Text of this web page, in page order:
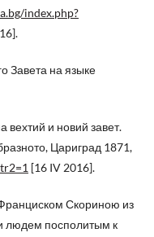
index.php?
Завета на языке
и новий завет.
Цариград 1871,
[16 IV 2016].
Скориною из
людем посполитым к